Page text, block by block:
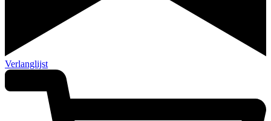
Verlanglijst